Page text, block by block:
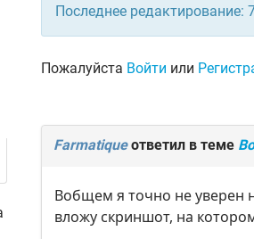
Последнее редактирование:
Пожалуйста Войти или
Farmatiqueответил в теме
Вобщем я точно не уверен
вложу скриншот, на